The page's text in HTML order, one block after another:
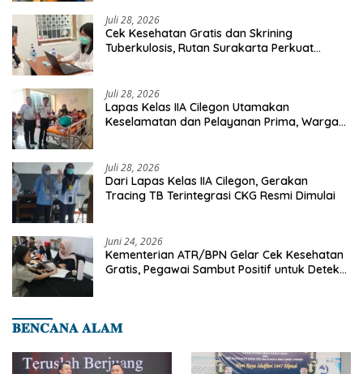
Juli 28, 2026
Cek Kesehatan Gratis dan Skrining
Tuberkulosis, Rutan Surakarta Perkuat
Juli 28, 2026
Lapas Kelas IIA Cilegon Utamakan
Keselamatan dan Pelayanan Prima, Warga
Juli 28, 2026
Dari Lapas Kelas IIA Cilegon, Gerakan
Tracing TB Terintegrasi CKG Resmi Dimulai
Juni 24, 2026
Kementerian ATR/BPN Gelar Cek Kesehatan
Gratis, Pegawai Sambut Positif untuk Deteksi
𝐁𝐄𝐍𝐂𝐀𝐍𝐀 𝐀𝐋𝐀𝐌